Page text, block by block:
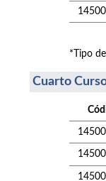
*Tipo
Cuarto